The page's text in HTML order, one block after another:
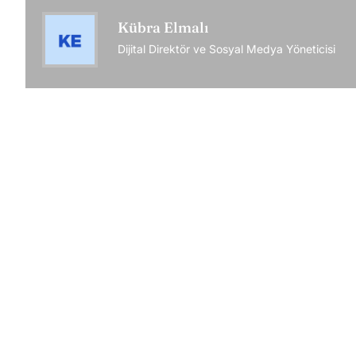
Kübra Elmalı
Dijital Direktör ve Sosyal Medya Yöneticisi